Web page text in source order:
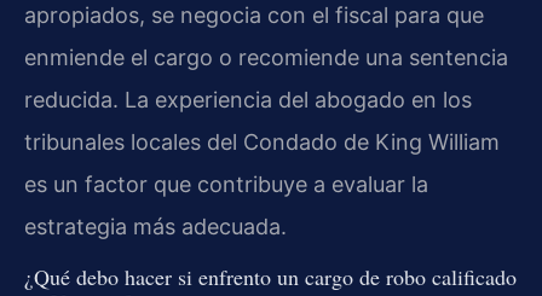
apropiados, se negocia con el fiscal para que
enmiende el cargo o recomiende una sentencia
reducida. La experiencia del abogado en los
tribunales locales del Condado de King William
es un factor que contribuye a evaluar la
estrategia más adecuada.
¿Qué debo hacer si enfrento un cargo de robo calificado